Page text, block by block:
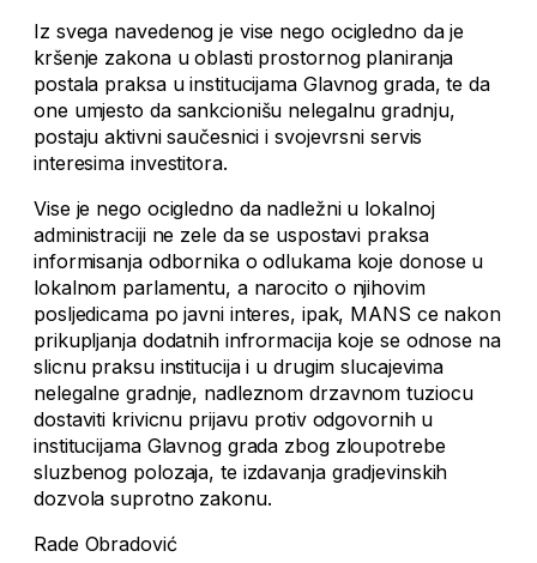
Iz svega navedenog je vise nego ocigledno da je
kršenje zakona u oblasti prostornog planiranja
postala praksa u institucijama Glavnog grada, te da
one umjesto da sankcionišu nelegalnu gradnju,
postaju aktivni saučesnici i svojevrsni servis
interesima investitora.
Vise je nego ocigledno da nadležni u lokalnoj
administraciji ne zele da se uspostavi praksa
informisanja odbornika o odlukama koje donose u
lokalnom parlamentu, a narocito o njihovim
posljedicama po javni interes, ipak, MANS ce nakon
prikupljanja dodatnih infrormacija koje se odnose na
slicnu praksu institucija i u drugim slucajevima
nelegalne gradnje, nadleznom drzavnom tuziocu
dostaviti krivicnu prijavu protiv odgovornih u
institucijama Glavnog grada zbog zloupotrebe
sluzbenog polozaja, te izdavanja gradjevinskih
dozvola suprotno zakonu.
Rade Obradović